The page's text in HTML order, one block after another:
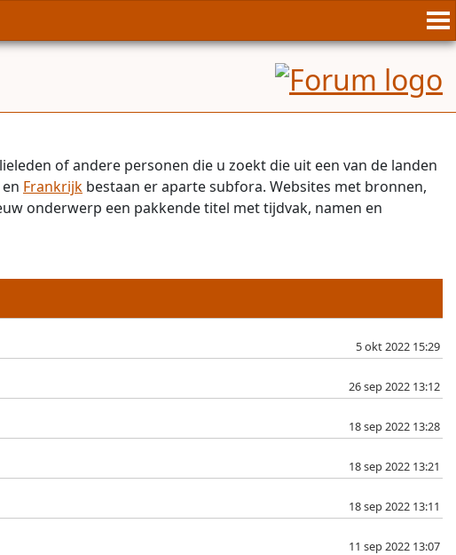
of andere personen die u zoekt die uit een van de landen
en Frankrijk bestaan er aparte subfora. Websites met bronnen,
onderwerp een pakkende titel met tijdvak, namen en
5 okt 2022 15:29
26 sep 2022 13:12
18 sep 2022 13:28
18 sep 2022 13:21
18 sep 2022 13:11
11 sep 2022 13:07